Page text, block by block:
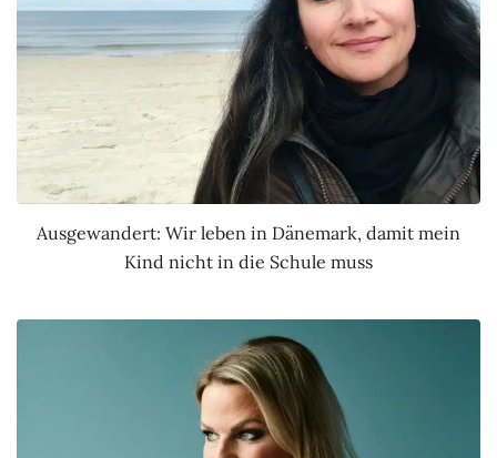
Ausgewandert: Wir leben in Dänemark, damit mein
Kind nicht in die Schule muss